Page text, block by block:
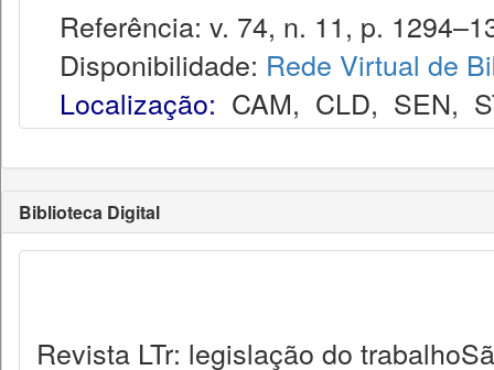
Referência: v. 74, n. 11, p.
Disponibilidade: Rede Virtual de
Localização: CAM, CLD, SEN,
Biblioteca Digital
Revista LTr: legislação do